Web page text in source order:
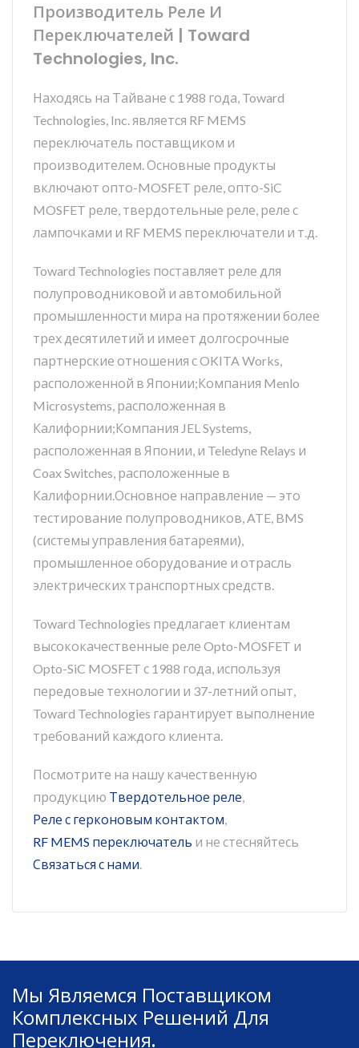
Производитель Реле И
Переключателей | Toward
Technologies, Inc.
Находясь на Тайване с 1988 года, Toward
Technologies, Inc. является RF MEMS
переключатель поставщиком и
производителем. Основные продукты
включают опто-MOSFET реле, опто-SiC
MOSFET реле, твердотельные реле, реле с
лампочками и RF MEMS переключатели и т.д.
Toward Technologies поставляет реле для
полупроводниковой и автомобильной
промышленности мира на протяжении более
трех десятилетий и имеет долгосрочные
партнерские отношения с OKITA Works,
расположенной в Японии;Компания Menlo
Microsystems, расположенная в
Калифорнии;Компания JEL Systems,
расположенная в Японии, и Teledyne Relays и
Coax Switches, расположенные в
Калифорнии.Основное направление — это
тестирование полупроводников, ATE, BMS
(системы управления батареями),
промышленное оборудование и отрасль
электрических транспортных средств.
Toward Technologies предлагает клиентам
высококачественные реле Opto-MOSFET и
Opto-SiC MOSFET с 1988 года, используя
передовые технологии и 37-летний опыт,
Toward Technologies гарантирует выполнение
требований каждого клиента.
Посмотрите на нашу качественную
продукцию Твердотельное реле,
Реле с герконовым контактом,
RF MEMS переключатель и не стесняйтесь
Связаться с нами.
Мы Являемся Поставщиком
Комплексных Решений Для
Переключения.